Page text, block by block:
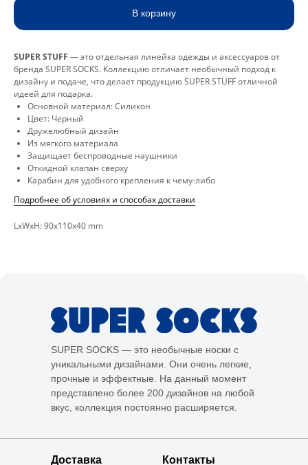
В корзину
SUPER STUFF — это отдельная линейка одежды и аксессуаров от
бренда SUPER SOCKS. Коллекцию отличает необычный подход к
дизайну и подаче, что делает продукцию SUPER STUFF отличной
идеей для подарка.
Основной материал: Силикон
Цвет: Черный
Дружелюбный дизайн
Из мягкого материала
Защищает беспроводные наушники
Откидной клапан сверху
Карабин для удобного крепления к чему-либо
Подробнее об условиях и способах доставки
LxWxH: 90x110x40 mm
SUPER SOCKS — это необычные носки с
уникальными дизайнами. Они очень легкие,
прочные и эффектные. На данный момент
представлено более 200 дизайнов на любой
вкус, коллекция постоянно расширяется.
Доставка Контакты